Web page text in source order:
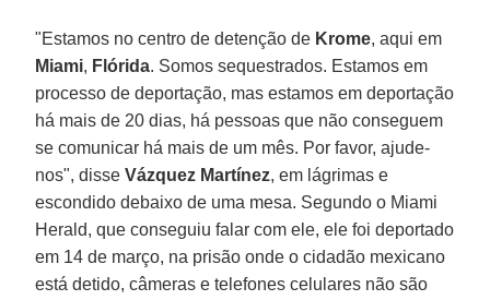
"Estamos no centro de detenção de Krome, aqui em
Miami, Flórida. Somos sequestrados. Estamos em
processo de deportação, mas estamos em deportação
há mais de 20 dias, há pessoas que não conseguem
se comunicar há mais de um mês. Por favor, ajude-
nos", disseVázquez Martínez, em lágrimas e
escondido debaixo de uma mesa. Segundo o Miami
Herald, que conseguiu falar com ele, ele foi deportado
em 14 de março, na prisão onde o cidadão mexicano
está detido, câmeras e telefones celulares não são